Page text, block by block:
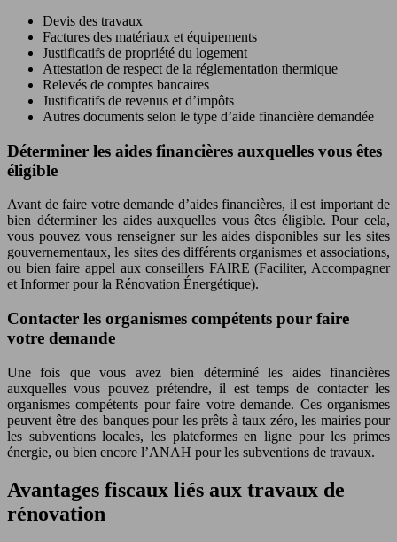
Devis des travaux
Factures des matériaux et équipements
Justificatifs de propriété du logement
Attestation de respect de la réglementation thermique
Relevés de comptes bancaires
Justificatifs de revenus et d’impôts
Autres documents selon le type d’aide financière demandée
Déterminer les aides financières auxquelles vous êtes
éligible
Avant de faire votre demande d’aides financières, il est important de
bien déterminer les aides auxquelles vous êtes éligible. Pour cela,
vous pouvez vous renseigner sur les aides disponibles sur les sites
gouvernementaux, les sites des différents organismes et associations,
ou bien faire appel aux conseillers FAIRE (Faciliter, Accompagner
et Informer pour la Rénovation Énergétique).
Contacter les organismes compétents pour faire
votre demande
Une fois que vous avez bien déterminé les aides financières
auxquelles vous pouvez prétendre, il est temps de contacter les
organismes compétents pour faire votre demande. Ces organismes
peuvent être des banques pour les prêts à taux zéro, les mairies pour
les subventions locales, les plateformes en ligne pour les primes
énergie, ou bien encore l’ANAH pour les subventions de travaux.
Avantages fiscaux liés aux travaux de
rénovation